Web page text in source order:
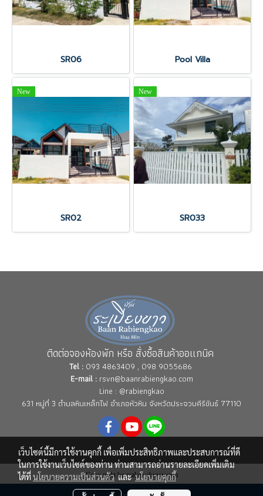
SR06 Pool Villa
New
SR02
New
SR033
ติดต่อจองห้องพัก หรือ สั่งซื้อสินค้าออแกนิค
Tel :093 4863409 , 098 9055686
E-mail :rsvn@baanrabiengkao.com
Line : @rabiengkao
631 หมู่ที่ 3 ตำบลหินเหล็กไฟ อำเภอหัวหิน จังหวัดประจวบคีรีขันธ์ 77110
Copy right by makewebeasy.com
เว็บไซต์นี้มีการใช้งานคุกกี้ เพื่อเพิ่มประสิทธิภาพและประสบการณ์ที่ดี
ในการใช้งานเว็บไซต์ของท่าน ท่านสามารถอ่านรายละเอียดเพิ่มเติม
ได้ที่นโยบายความเป็นส่วนตัวและนโยบายคุกกี้